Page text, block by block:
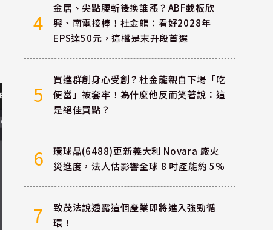
4
金居、尖點腰斬後換誰漲？ABF載板欣
興、南電接棒！杜金龍：看好2028年
EPS達50元，這檔是末升段首選
5
買進群創身心受創？杜金龍親自下場「吃
便當」被套牢！為什麼他反而笑著說：這
是絕佳買點？
6
環球晶(6488)更新義大利 Novara 廠火
災進度，法人估影響全球 8 吋產能約 5%
7
致茂法說透露這個產業即將進入強勁循
環！